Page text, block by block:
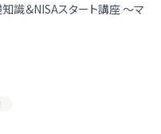
識＆NISAスタート講座 ～マ